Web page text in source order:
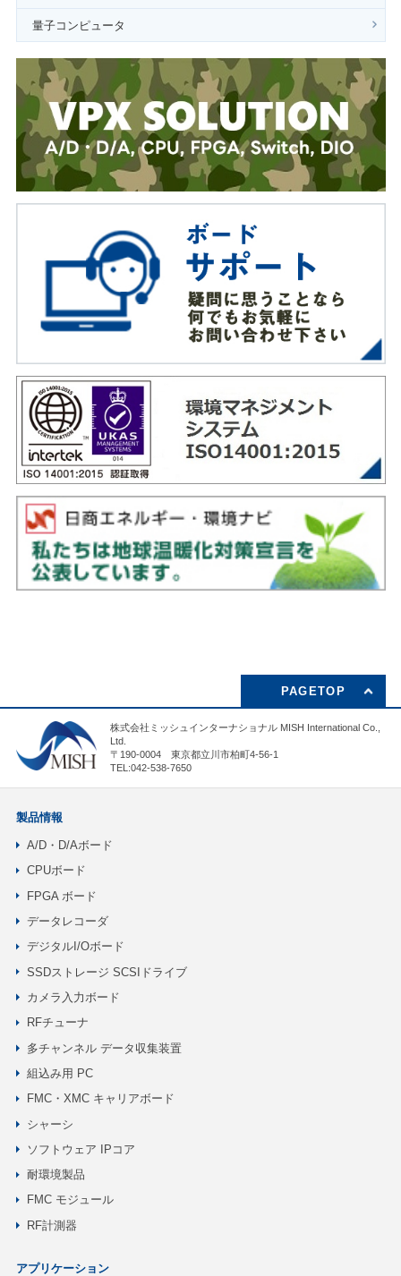
量子コンピュータ
PAGETOP
株式会社ミッシュインターナショナル MISH International Co.,
Ltd.
〒190-0004 東京都立川市柏町4-56-1
TEL:042-538-7650
製品情報
A/D・D/Aボード
CPUボード
FPGA ボード
データレコーダ
デジタルI/Oボード
SSDストレージ SCSIドライブ
カメラ入力ボード
RFチューナ
多チャンネル データ収集装置
組込み用 PC
FMC・XMC キャリアボード
シャーシ
ソフトウェア IPコア
耐環境製品
FMC モジュール
RF計測器
アプリケーション